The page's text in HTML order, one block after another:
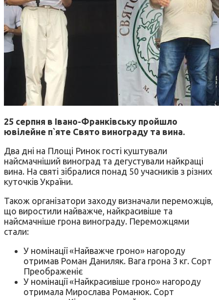
25 серпня в Івано-Франківську пройшло
ювілейне п`яте Свято винограду та вина.
Два дні на Площі Ринок гості куштували
найсмачніший виноград та дегустували найкращі
вина. На святі зібралися понад 50 учасників з різних
куточків України.
Також організатори заходу визначали переможців,
що виростили найважче, найкрасивіше та
найсмачніше грона винограду. Переможцями
стали:
У номінації «Найважче гроно» нагороду
отримав Роман Даниляк. Вага грона 3 кг. Сорт
Преображеніє
У номінації «Найкрасивіше гроно» нагороду
отримала Мирослава Романюк. Сорт